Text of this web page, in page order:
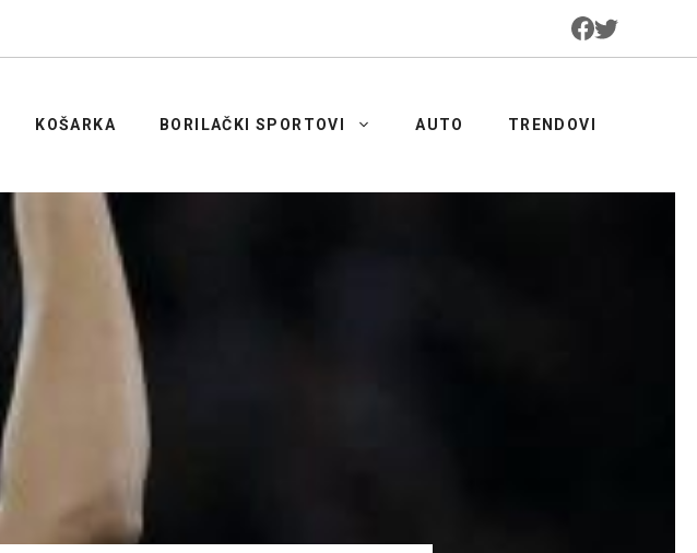
KOŠARKA BORILAČKI SPORTOVI AUTO TRENDOVI